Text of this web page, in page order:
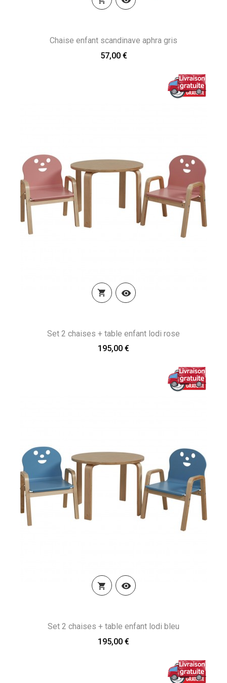
Chaise enfant scandinave aphra gris
57,00 €
 
Set 2 chaises + table enfant lodi rose
195,00 €
 
Set 2 chaises + table enfant lodi bleu
195,00 €